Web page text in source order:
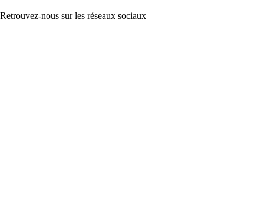
Retrouvez-nous sur les réseaux sociaux